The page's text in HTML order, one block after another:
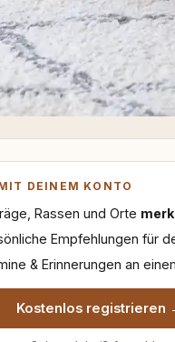
DEINEM KONTO
Rassen und Orte
Empfehlungen für
& Erinnerungen an
Kostenlos registrieren